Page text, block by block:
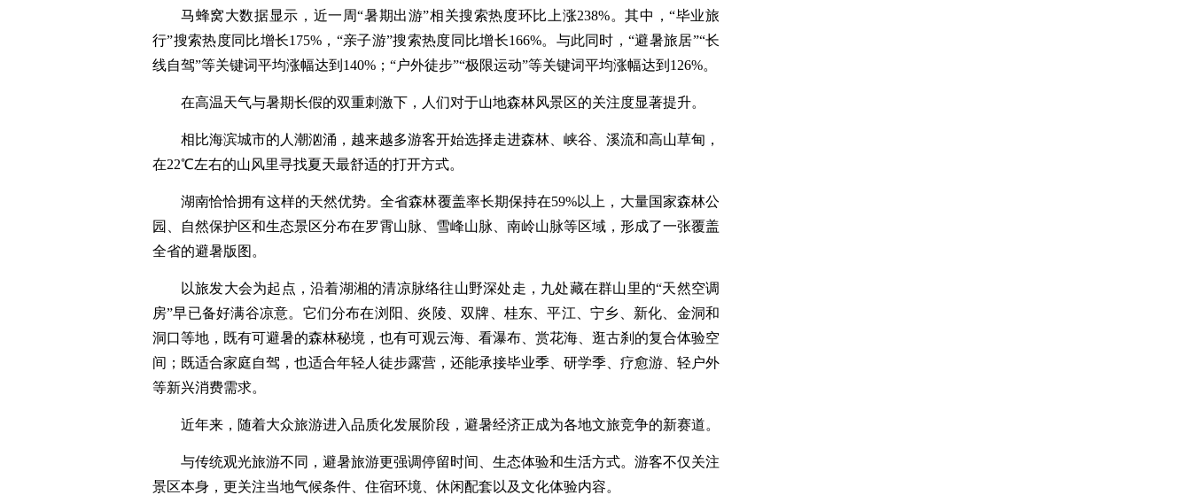
马蜂窝大数据显示，近一周“暑期出游”相关搜索热度环比上涨238%。其中，“毕业旅
行”搜索热度同比增长175%，“亲子游”搜索热度同比增长166%。与此同时，“避暑旅居”“长
线自驾”等关键词平均涨幅达到140%；“户外徒步”“极限运动”等关键词平均涨幅达到126%。
在高温天气与暑期长假的双重刺激下，人们对于山地森林风景区的关注度显著提升。
相比海滨城市的人潮汹涌，越来越多游客开始选择走进森林、峡谷、溪流和高山草甸，
在22℃左右的山风里寻找夏天最舒适的打开方式。
湖南恰恰拥有这样的天然优势。全省森林覆盖率长期保持在59%以上，大量国家森林公
园、自然保护区和生态景区分布在罗霄山脉、雪峰山脉、南岭山脉等区域，形成了一张覆盖
全省的避暑版图。
以旅发大会为起点，沿着湖湘的清凉脉络往山野深处走，九处藏在群山里的“天然空调
房”早已备好满谷凉意。它们分布在浏阳、炎陵、双牌、桂东、平江、宁乡、新化、金洞和
洞口等地，既有可避暑的森林秘境，也有可观云海、看瀑布、赏花海、逛古刹的复合体验空
间；既适合家庭自驾，也适合年轻人徒步露营，还能承接毕业季、研学季、疗愈游、轻户外
等新兴消费需求。
近年来，随着大众旅游进入品质化发展阶段，避暑经济正成为各地文旅竞争的新赛道。
与传统观光旅游不同，避暑旅游更强调停留时间、生态体验和生活方式。游客不仅关注
景区本身，更关注当地气候条件、住宿环境、休闲配套以及文化体验内容。